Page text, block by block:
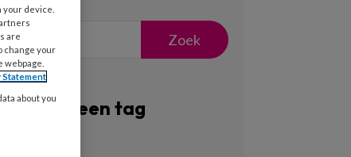
Zoek
op een tag
device.
are
change your
Statement
about you